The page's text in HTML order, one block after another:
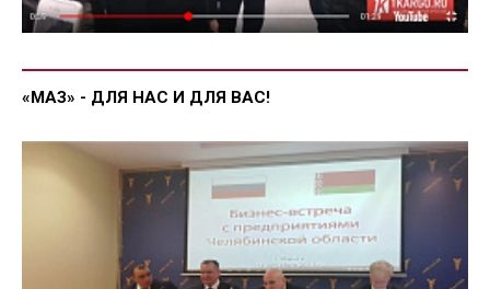
«МАЗ» - ДЛЯ НАС И ДЛЯ ВАС!